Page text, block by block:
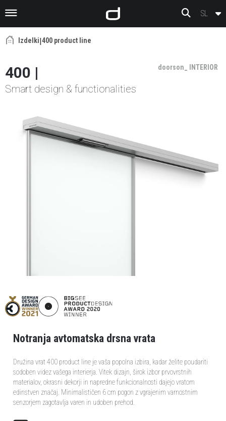
SL
Izdelki|400 product line
400 |
Smart design & functionalities
doorson_ INTERIOR
Notranja avtomatska drsna vrata
Družina vrat 400 product line je vaša popolna izbira, kadar želite poudariti
sodoben videz vašega interierja. Vitek dizajn, širok izbor prvovrstnih
materialov, okrasni dekorji in napredne funkcionalnosti dajejo vratom
edinstven značaj. Minimalističen 6 cm pogon z vgrajenim varnostnim
senzorjem zagotavlja varen in udoben prehod.